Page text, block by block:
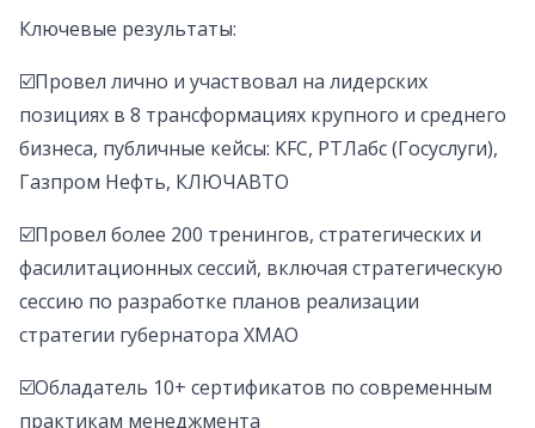
Ключевые результаты:
☑️Провел лично и участвовал на лидерских
позициях в 8 трансформациях крупного и среднего
бизнеса, публичные кейсы: KFC, РТЛабс (Госуслуги),
Газпром Нефть, КЛЮЧАВТО
☑️Провел более 200 тренингов, стратегических и
фасилитационных сессий, включая стратегическую
сессию по разработке планов реализации
стратегии губернатора ХМАО
☑️Обладатель 10+ сертификатов по современным
практикам менеджмента